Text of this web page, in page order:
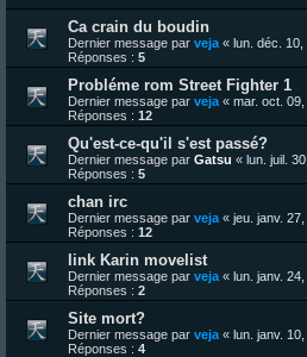
Ca crain du boudin
Dernier message par veja « lun. déc. 10,
Réponses : 5
Probléme rom Street Fighter 1
Dernier message par veja « mar. oct.
Réponses : 12
Qu'est-ce-qu'il s'est passé?
Dernier message par Gatsu « lun. juil.
Réponses : 5
chan irc
Dernier message par veja « jeu. janv.
Réponses : 12
link Karin movelist
Dernier message par veja « lun. janv.
Réponses : 2
Site mort?
Dernier message par veja « lun. janv.
Réponses : 4